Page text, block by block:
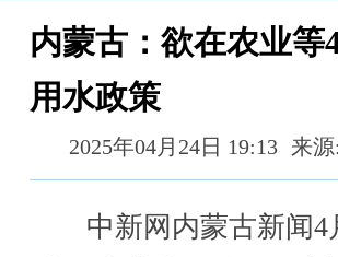
内蒙古：欲在农业等
用水政策
2025年04月24日 19:13 来
中新网内蒙古新闻4